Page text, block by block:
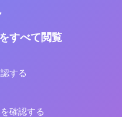
すべて閲覧
する
確認する